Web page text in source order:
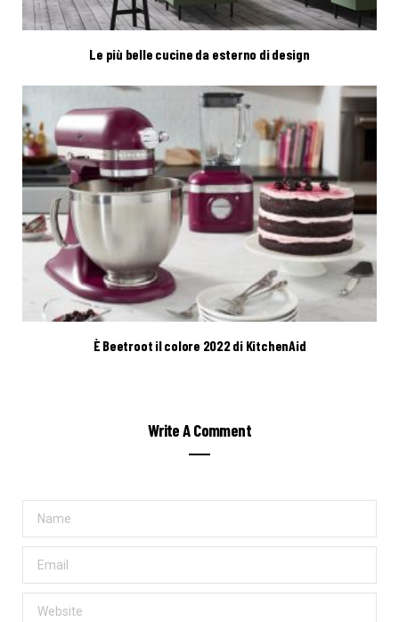
Le più belle cucine da esterno di design
È Beetroot il colore 2022 di KitchenAid
Write A Comment